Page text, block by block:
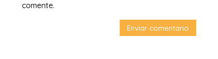
comente.